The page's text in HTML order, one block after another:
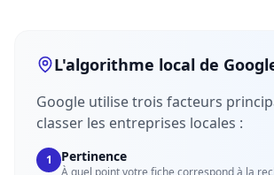
L'algorithme local de
Google utilise trois facteurs
classer les entreprises locales :
1 Pertinence
À quel point votre fiche correspond à la